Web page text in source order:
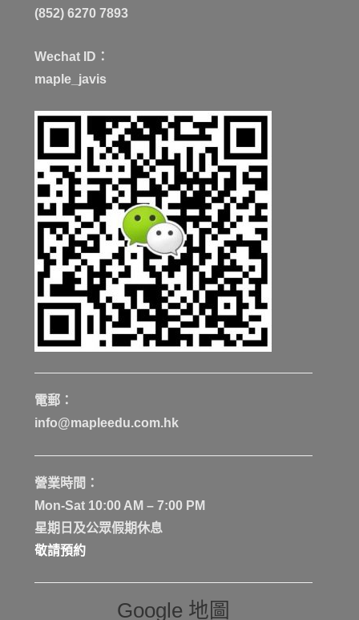
(852) 6270 7893
Wechat ID：
maple_javis
電郵：
info@mapleedu.com.hk
營業時間：
Mon-Sat 10:00 AM – 7:00 PM
星期日及公眾假期休息
敬請預約
Google 地圖